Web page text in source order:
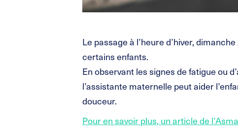
Le passage à l’heure d’hiver,
certains enfants.
En observant les signes de fatigue ou
l’assistante maternelle peut aider
douceur.
Pour en savoir plus, un article de